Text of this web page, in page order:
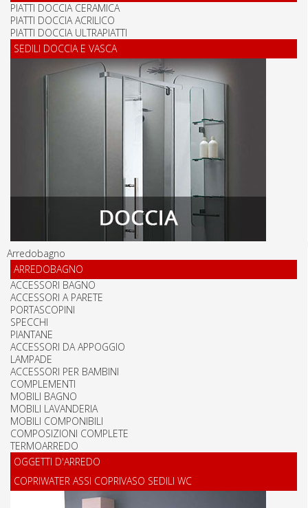
PIATTI DOCCIA CERAMICA
PIATTI DOCCIA ACRILICO
PIATTI DOCCIA ULTRAPIATTI
SEDILI DOCCIA E VASCA
Arredobagno
ARREDOBAGNO
ACCESSORI BAGNO
ACCESSORI A PARETE
PORTASCOPINI
SPECCHI
PIANTANE
ACCESSORI DA APPOGGIO
LAMPADE
ACCESSORI PER BAMBINI
COMPLEMENTI
MOBILI BAGNO
MOBILI LAVANDERIA
MOBILI COMPONIBILI
COMPOSIZIONI COMPLETE
TERMOARREDO
OGGETTI D'ARREDO
COPRIWATER ASSI COPRIVASO SEDILI WC